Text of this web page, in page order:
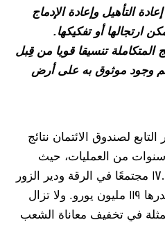
التأهيل وإعادة الإدماج
ارتجالها أو تفكيكها.
المتكاملة تنسيقا قويا من قِبل
وجود موثوق به على أرض
لصندوق الائتمان نتائج
من العمليات، حيث
وسع نطاقه لخدمة أكثر من 170 مجتمعًا في الرقة ودير الزور
والحسكة بميزانية إجمالية قدرها 119 مليون يورو. ولا تزال
في تخفيف معاناة الشعب